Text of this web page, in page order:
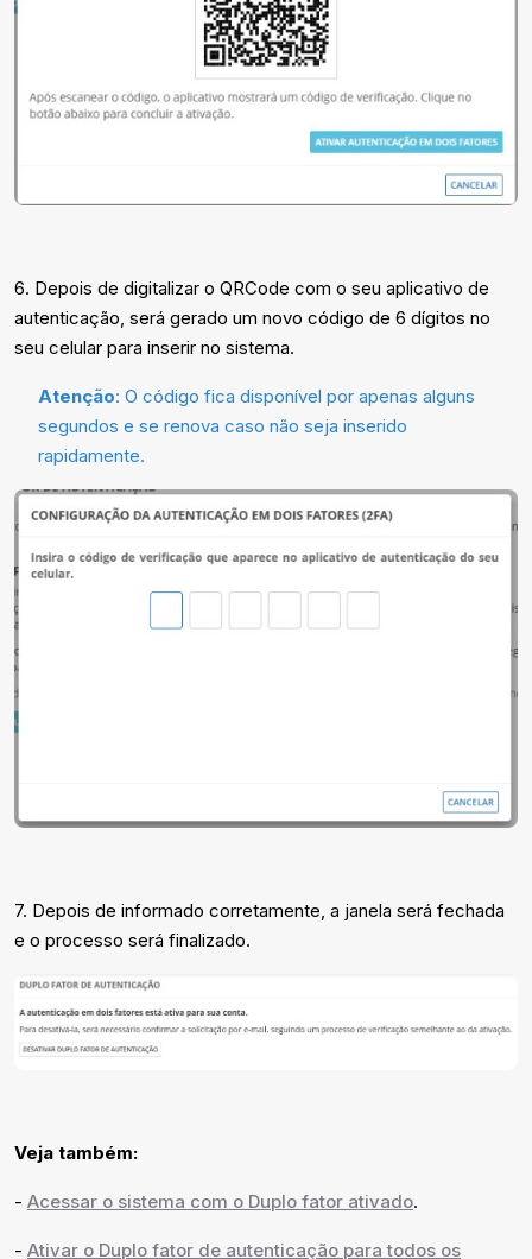
6. Depois de digitalizar o QRCode com o seu aplicativo de
autenticação, será gerado um novo código de 6 dígitos no
seu celular para inserir no sistema.
Atenção: O código fica disponível por apenas alguns
segundos e se renova caso não seja inserido
rapidamente.
7. Depois de informado corretamente, a janela será fechada
e o processo será finalizado.
Veja também:
- Acessar o sistema com o Duplo fator ativado.
- Ativar o Duplo fator de autenticação para todos os